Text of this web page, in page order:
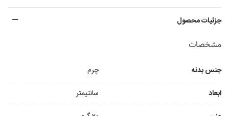
جزئیات محصول
مشخصات
جنس بدنه
چرم
ابعاد
سانتیمتر